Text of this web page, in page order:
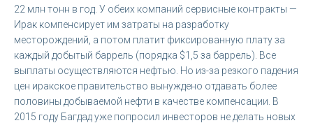
22 млн тонн в год. У обеих компаний сервисные контракты —
Ирак компенсирует им затраты на разработку
месторождений, а потом платит фиксированную плату за
каждый добытый баррель (порядка $1,5 за баррель). Все
выплаты осуществляются нефтью. Но из-за резкого падения
цен иракское правительство вынуждено отдавать более
половины добываемой нефти в качестве компенсации. В
2015 году Багдад уже попросил инвесторов не делать новых